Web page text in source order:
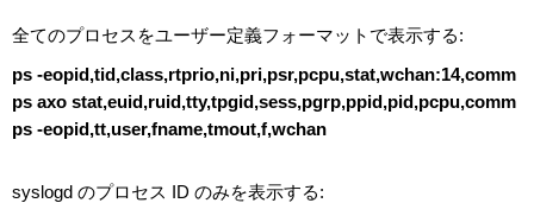
全てのプロセスをユーザー定義フォーマットで表示する:
ps -eopid,tid,class,rtprio,ni,pri,psr,pcpu,stat,wchan:14,comm
ps axo stat,euid,ruid,tty,tpgid,sess,pgrp,ppid,pid,pcpu,comm
ps -eopid,tt,user,fname,tmout,f,wchan
syslogd のプロセス ID のみを表示する: